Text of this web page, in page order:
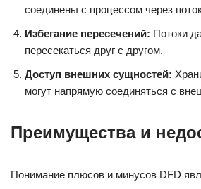
соединены с процессом через
Избегание пересечений: Потоки
пересекаться друг с другом.
Доступ внешних сущностей:
могут напрямую соединяться с
Преимущества и
Понимание плюсов и минусов DFD